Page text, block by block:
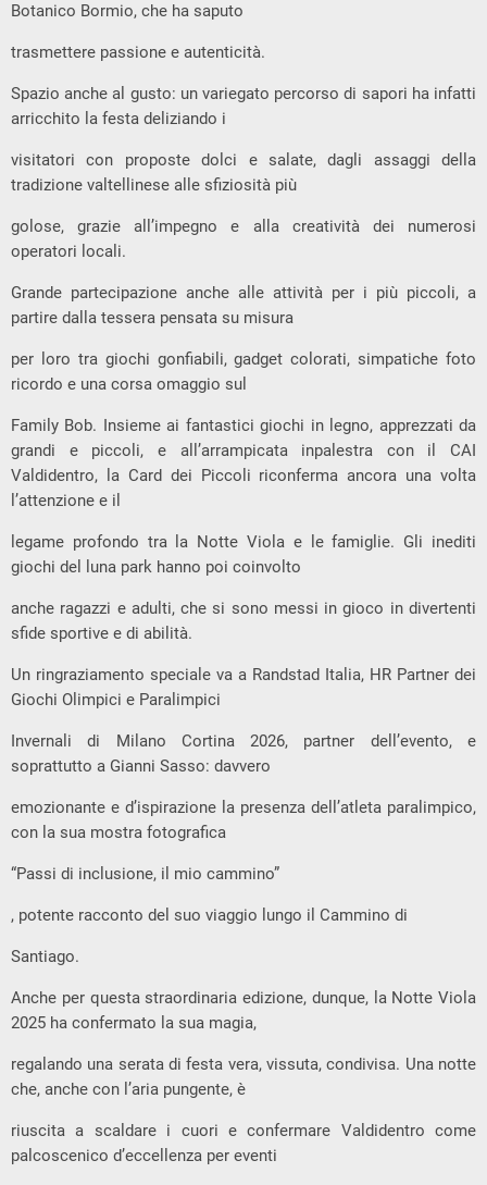
Botanico Bormio, che ha saputo
trasmettere passione e autenticità.
Spazio anche al gusto: un variegato percorso di sapori ha infatti
arricchito la festa deliziando i
visitatori con proposte dolci e salate, dagli assaggi della
tradizione valtellinese alle sfiziosità più
golose, grazie all’impegno e alla creatività dei numerosi
operatori locali.
Grande partecipazione anche alle attività per i più piccoli, a
partire dalla tessera pensata su misura
per loro tra giochi gonfiabili, gadget colorati, simpatiche foto
ricordo e una corsa omaggio sul
Family Bob. Insieme ai fantastici giochi in legno, apprezzati da
grandi e piccoli, e all’arrampicata inpalestra con il CAI
Valdidentro, la Card dei Piccoli riconferma ancora una volta
l’attenzione e il
legame profondo tra la Notte Viola e le famiglie. Gli inediti
giochi del luna park hanno poi coinvolto
anche ragazzi e adulti, che si sono messi in gioco in divertenti
sfide sportive e di abilità.
Un ringraziamento speciale va a Randstad Italia, HR Partner dei
Giochi Olimpici e Paralimpici
Invernali di Milano Cortina 2026, partner dell’evento, e
soprattutto a Gianni Sasso: davvero
emozionante e d’ispirazione la presenza dell’atleta paralimpico,
con la sua mostra fotografica
“Passi di inclusione, il mio cammino”
, potente racconto del suo viaggio lungo il Cammino di
Santiago.
Anche per questa straordinaria edizione, dunque, la Notte Viola
2025 ha confermato la sua magia,
regalando una serata di festa vera, vissuta, condivisa. Una notte
che, anche con l’aria pungente, è
riuscita a scaldare i cuori e confermare Valdidentro come
palcoscenico d’eccellenza per eventi